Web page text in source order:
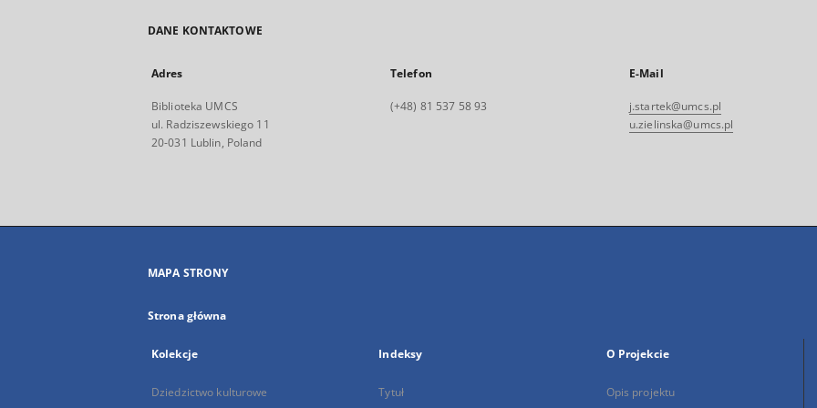
DANE KONTAKTOWE
Adres
Biblioteka UMCS
ul. Radziszewskiego 11
20-031 Lublin, Poland
Telefon
(+48) 81 537 58 93
E-Mail
j.startek@umcs.pl
u.zielinska@umcs.pl
MAPA STRONY
Strona główna
Kolekcje
Dziedzictwo kulturowe
Indeksy
Tytuł
O Projekcie
Opis projektu